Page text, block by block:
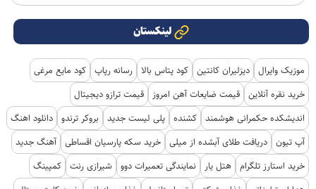
لینکستان
موزیک وایرال دیزلیران کانتین کود پتاس بالا رسانه رپاپ کود مایع مرغی
خرید نقره آنلاین قیمت ضایعات آهن امروز
قیمت ترازو دیجیتال
اندیشکده حکمرانی هوشمند کشنده پلی لیست جدید بروکر ترندو دانلود اهنگ
آپ تیون دریافت طلای آبشده از میلی خرید سکه پارسیان اقساطی آهنگ جدید
خرید استارز تلگرام هتل یار نمایندگی تعمیرات دوو شیرازی رنت کمپینگ